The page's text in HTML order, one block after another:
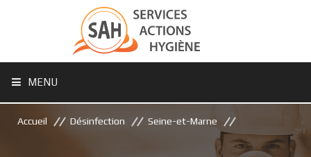
MENU
Accueil Désinfection Seine-et-Marne